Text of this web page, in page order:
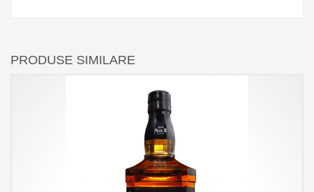
PRODUSE SIMILARE